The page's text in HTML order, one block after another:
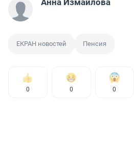
ЕКРАН новостей Пенсия
0 0 0